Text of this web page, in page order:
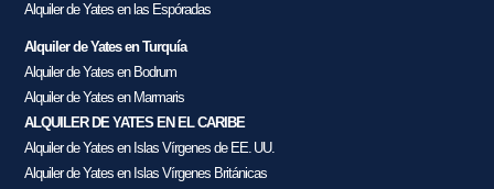
Alquiler de Yates en las Espóradas
Alquiler de Yates en Turquía
Alquiler de Yates en Bodrum
Alquiler de Yates en Marmaris
ALQUILER DE YATES EN EL CARIBE
Alquiler de Yates en Islas Vírgenes de EE. UU.
Alquiler de Yates en Islas Vírgenes Británicas